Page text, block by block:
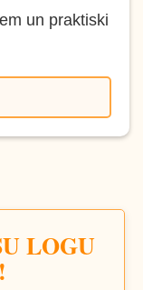
un praktiski
LOGU